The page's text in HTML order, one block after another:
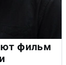
фильм